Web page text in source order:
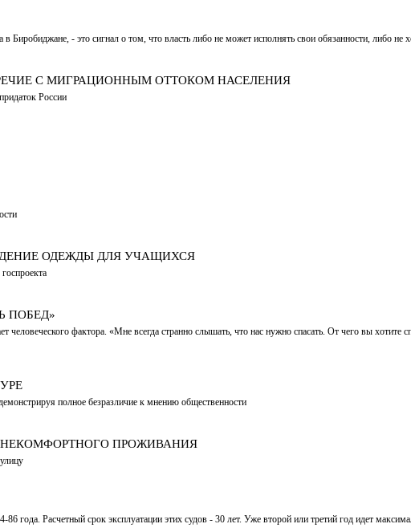
- это сигнал о том, что власть либо не может исполнять свои обязанности, либо не
С МИГРАЦИОННЫМ ОТТОКОМ НАСЕЛЕНИЯ
России
ОДЕЖДЫ ДЛЯ УЧАЩИХСЯ
ПОБЕД»
фактора. «Мне всегда странно слышать, что нас нужно спасать. От чего вы хотите
полное безразличие к мнению общественности
ПРОЖИВАНИЯ
86 года. Расчетный срок эксплуатации этих судов - 30 лет. Уже второй или третий год идет